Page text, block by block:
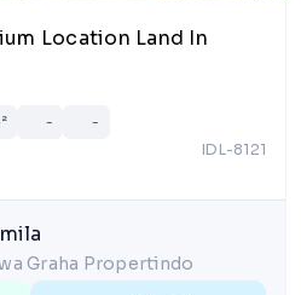
Location Land In
- -
IDL-8121
Graha Propertindo